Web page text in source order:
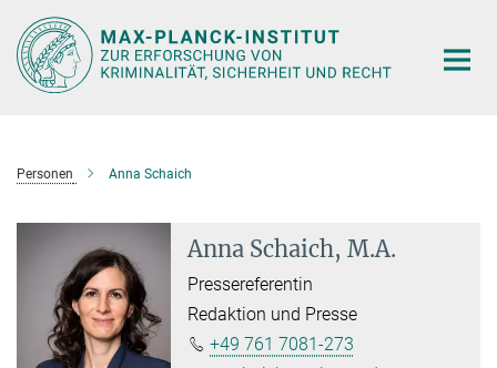
Hauptinhalt
Personen Anna Schaich
Anna Schaich, M.A.
Pressereferentin
Redaktion und Presse
+49 761 7081-273